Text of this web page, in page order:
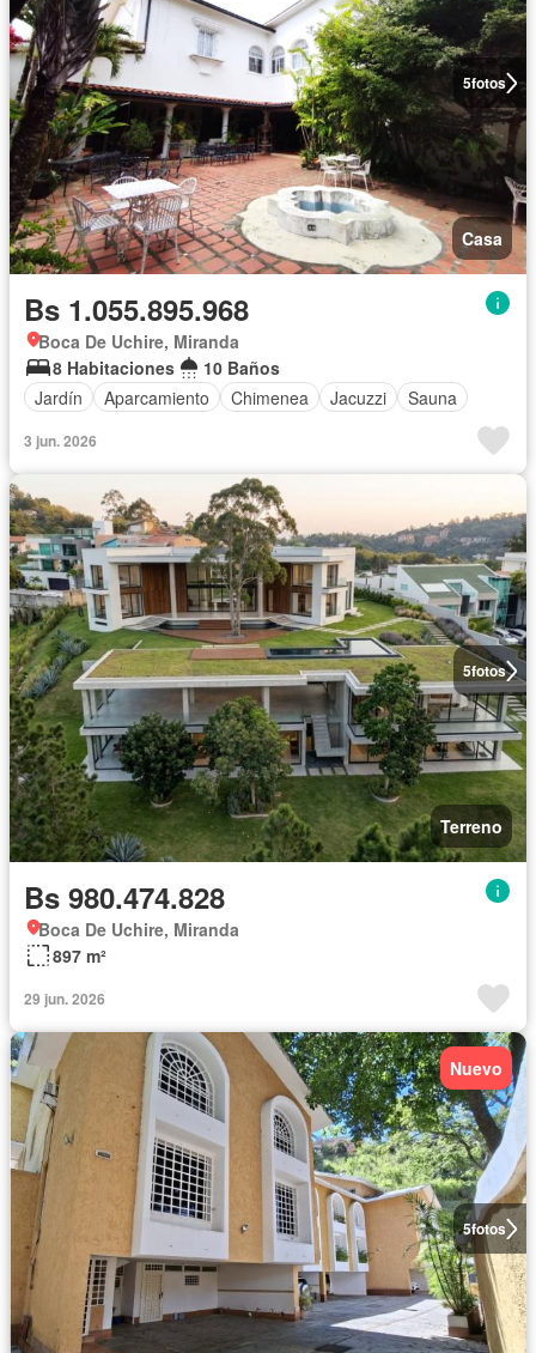
5fotos
Casa
Bs 1.055.895.968
Boca De Uchire, Miranda
8 Habitaciones
10 Baños
Jardín
Aparcamiento Chimenea Jacuzzi Sauna
3 jun. 2026
5fotos
Terreno
Bs 980.474.828
Boca De Uchire, Miranda
897 m²
29 jun. 2026
5fotos
Nuevo